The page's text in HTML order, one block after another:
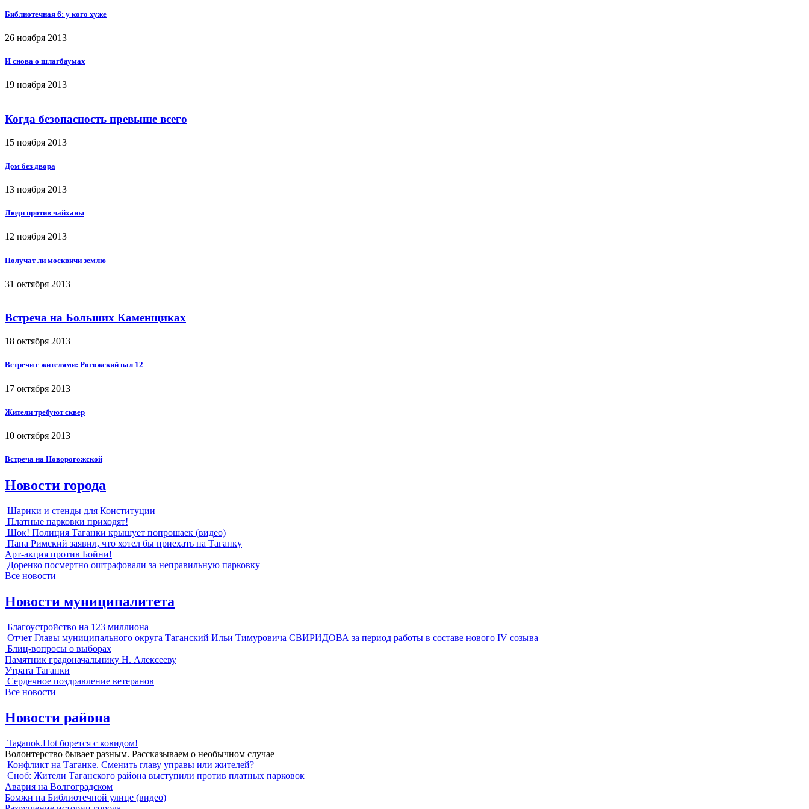
Библиотечная 6: у кого хуже
26 ноября 2013
И снова о шлагбаумах
19 ноября 2013
Когда безопасность превыше всего
15 ноября 2013
Дом без двора
13 ноября 2013
Люди против чайханы
12 ноября 2013
Получат ли москвичи землю
31 октября 2013
Встреча на Больших Каменщиках
18 октября 2013
Встречи с жителями: Рогожский вал 12
17 октября 2013
Жители требуют сквер
10 октября 2013
Встреча на Новорогожской
Новости города
Шарики и стенды для Конституции
Платные парковки приходят!
Шок! Полиция Таганки крышует попрошаек (видео)
Папа Римский заявил, что хотел бы приехать на Таганку
Арт-акция против Бойни!
Доренко посмертно оштрафовали за неправильную парковку
Все новости
Новости муниципалитета
Благоустройство на 123 миллиона
Отчет Главы муниципального округа Таганский Ильи Тимуровича СВИРИДОВА за период работы в составе нового IV созыва
Блиц-вопросы о выборах
Памятник градоначальнику Н. Алексееву
Утрата Таганки
Сердечное поздравление ветеранов
Все новости
Новости района
Taganok.Hot борется с ковидом!
Волонтерство бывает разным. Рассказываем о необычном случае
Конфликт на Таганке. Сменить главу управы или жителей?
Сноб: Жители Таганского района выступили против платных парковок
Авария на Волгоградском
Бомжи на Библиотечной улице (видео)